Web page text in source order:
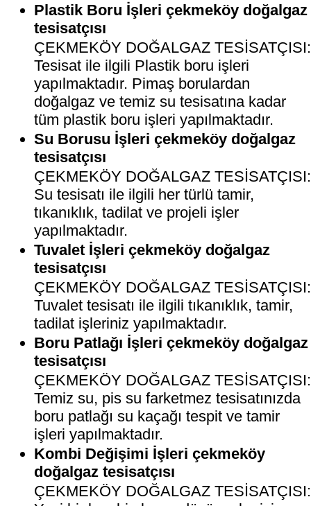
Plastik Boru İşleri çekmeköy doğalgaz
tesisatçısı
ÇEKMEKÖY DOĞALGAZ TESİSATÇISI:
Tesisat ile ilgili Plastik boru işleri
yapılmaktadır. Pimaş borulardan
doğalgaz ve temiz su tesisatına kadar
tüm plastik boru işleri yapılmaktadır.
Su Borusu İşleri çekmeköy doğalgaz
tesisatçısı
ÇEKMEKÖY DOĞALGAZ TESİSATÇISI:
Su tesisatı ile ilgili her türlü tamir,
tıkanıklık, tadilat ve projeli işler
yapılmaktadır.
Tuvalet İşleri çekmeköy doğalgaz
tesisatçısı
ÇEKMEKÖY DOĞALGAZ TESİSATÇISI:
Tuvalet tesisatı ile ilgili tıkanıklık, tamir,
tadilat işleriniz yapılmaktadır.
Boru Patlağı İşleri çekmeköy doğalgaz
tesisatçısı
ÇEKMEKÖY DOĞALGAZ TESİSATÇISI:
Temiz su, pis su farketmez tesisatınızda
boru patlağı su kaçağı tespit ve tamir
işleri yapılmaktadır.
Kombi Değişimi İşleri çekmeköy
doğalgaz tesisatçısı
ÇEKMEKÖY DOĞALGAZ TESİSATÇISI: